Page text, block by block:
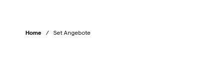
Home / Set Angebote